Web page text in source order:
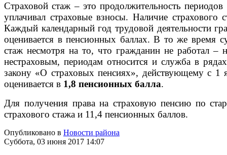
Страховой стаж – это продолжительность
уплачивал страховые взносы. Наличие
Каждый календарный год трудовой деятельности
оценивается в пенсионных баллах. В то же время
стаж несмотря на то, что гражданин не работал
нестраховым, периодам относится и служба в
закону «О страховых пенсиях», действующему с
оценивается в 1,8 пенсионных балла.
Для получения права на страховую пенсию по
страхового стажа и 11,4 пенсионных баллов.
Опубликовано в Новости района
Суббота, 03 июня 2017 14:07